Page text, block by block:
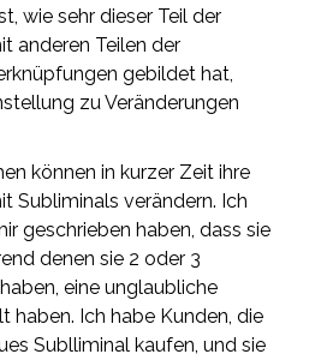
wie sehr dieser Teil der
anderen Teilen der
gebildet hat,
zu Veränderungen
können in kurzer Zeit ihre
Subliminals verändern. Ich
geschrieben haben, dass sie
denen sie 2 oder 3
eine unglaubliche
haben. Ich habe Kunden, die
Sublliminal kaufen, und sie